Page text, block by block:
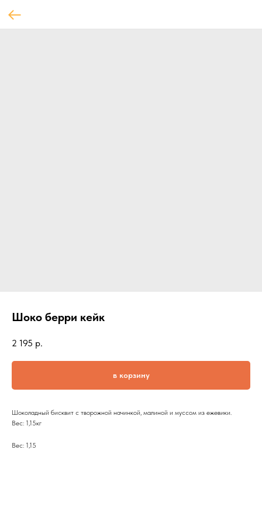
Шоко берри кейк
2 195 р.
в корзину
Шоколадный бисквит с творожной начинкой, малиной и муссом из ежевики.
Вес: 1,15кг
Вес: 1,15